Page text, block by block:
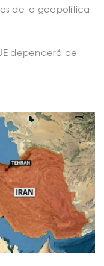
de la geopolítica
dependerá del